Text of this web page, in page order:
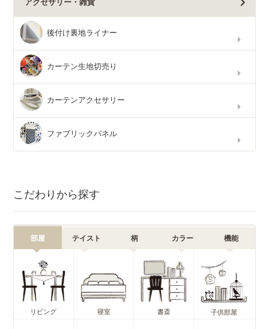
アクセサリー・雑貨
後付け裏地ライナー
カーテン生地切売り
カーテンアクセサリー
ファブリックパネル
こだわりから探す
部屋 テイスト 柄 カラー 機能
リビング 寝室 書斎 子供部屋